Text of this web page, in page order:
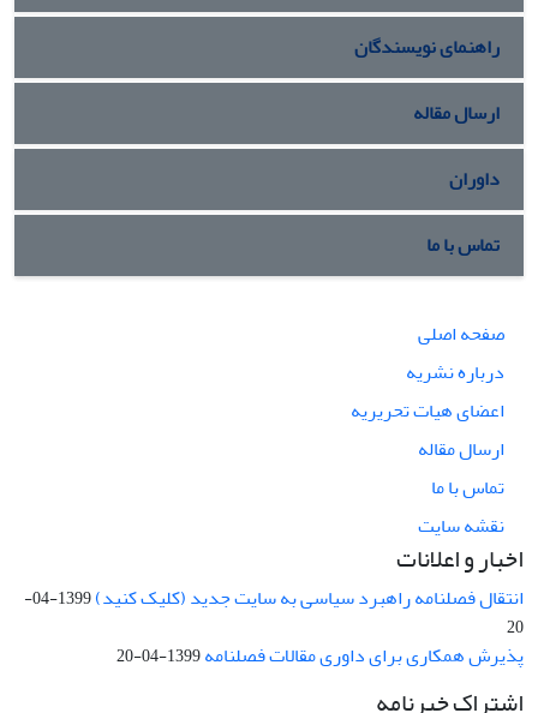
راهنمای نویسندگان
ارسال مقاله
داوران
تماس با ما
صفحه اصلی
درباره نشریه
اعضای هیات تحریریه
ارسال مقاله
تماس با ما
نقشه سایت
اخبار و اعلانات
انتقال فصلنامه راهبرد سیاسی به سایت جدید (کلیک کنید)
1399-04-
20
پذیرش همکاری برای داوری مقالات فصلنامه1399-04-20
اشتراک خبرنامه